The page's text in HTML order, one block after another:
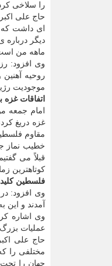
را سلاخی
حاج علی
ای داشت که
دیگر
ماهه من
وی افزود:
روحیه
موجودیت
اتفاقات
امام جمعه
مقاوم
خطیب نماز
قبلاً می
کوتاهترین
فلسطین
وی افزود:
آمدند و
وی اشاره
عملیات
حاج علی
مختلفی را
جهان را تحت